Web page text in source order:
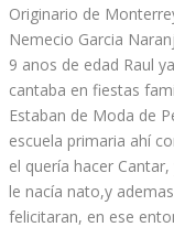
Originario de
Nemecio Garcia
9 anos de edad Raul
cantaba en fiestas
Estaban de Moda de
escuela primaria ahí
el quería hacer
le nacía nato,y
felicitaran, en ese